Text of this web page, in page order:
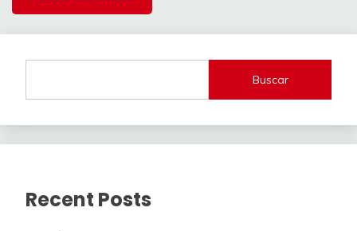
Buscar
Recent Posts